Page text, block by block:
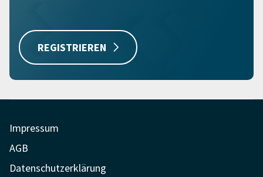
REGISTRIEREN
Impressum
AGB
Datenschutzerklärung